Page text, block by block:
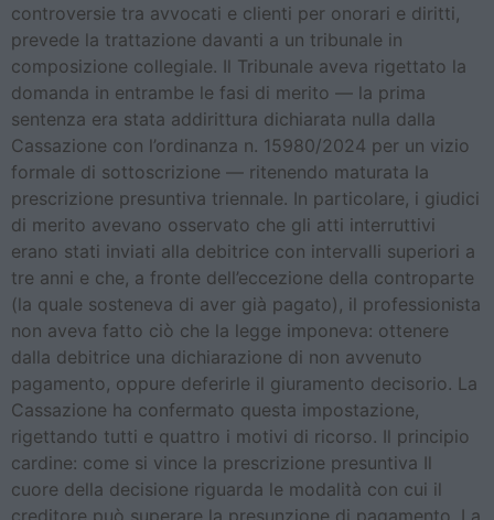
controversie tra avvocati e clienti per onorari e diritti,
prevede la trattazione davanti a un tribunale in
composizione collegiale. Il Tribunale aveva rigettato la
domanda in entrambe le fasi di merito — la prima
sentenza era stata addirittura dichiarata nulla dalla
Cassazione con l’ordinanza n. 15980/2024 per un vizio
formale di sottoscrizione — ritenendo maturata la
prescrizione presuntiva triennale. In particolare, i giudici
di merito avevano osservato che gli atti interruttivi
erano stati inviati alla debitrice con intervalli superiori a
tre anni e che, a fronte dell’eccezione della controparte
(la quale sosteneva di aver già pagato), il professionista
non aveva fatto ciò che la legge imponeva: ottenere
dalla debitrice una dichiarazione di non avvenuto
pagamento, oppure deferirle il giuramento decisorio. La
Cassazione ha confermato questa impostazione,
rigettando tutti e quattro i motivi di ricorso. Il principio
cardine: come si vince la prescrizione presuntiva Il
cuore della decisione riguarda le modalità con cui il
creditore può superare la presunzione di pagamento. La